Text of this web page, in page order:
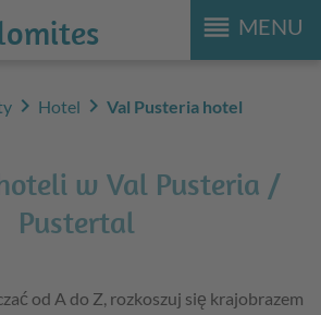
reorder MENU
chevron_right Hotel chevron_right Val Pusteria hotel
w Val Pusteria /
Pustertal
od A do Z, rozkoszuj się krajobrazem